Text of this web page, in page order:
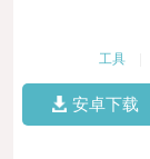
工具
安卓下载